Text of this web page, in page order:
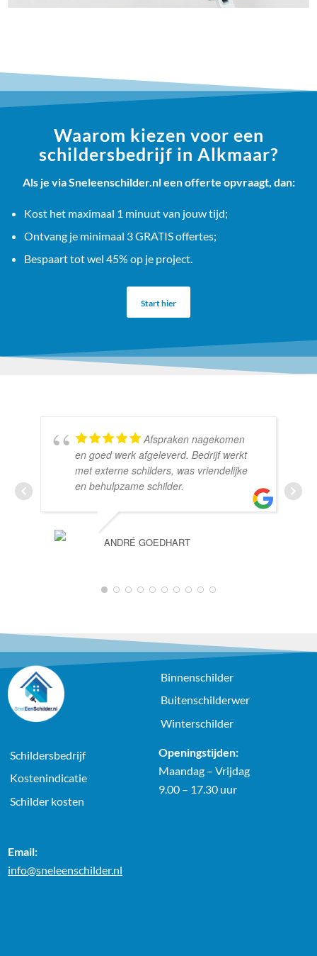
Waarom kiezen voor een
schildersbedrijf in Alkmaar?
Als je via Sneleenschilder.nl een offerte opvraagt, dan:
Kost het maximaal 1 minuut van jouw tijd;
Ontvang je minimaal 3 GRATIS offertes;
Bespaart tot wel 45% op je project.
Start hier
Afspraken nagekomen
en goed werk afgeleverd. Bedrijf werkt
met externe schilders, was vriendelijke
en behulpzame schilder.
ANDRÉ GOEDHART
1 2 3 4 5 6 7 8 9 10
Binnenschilder
Buitenschilderwer
Winterschilder
Schildersbedrijf
Kostenindicatie
Schilder kosten
Openingstijden:
Maandag – Vrijdag
9.00 – 17.30 uur
Email:
info@sneleenschilder.nl